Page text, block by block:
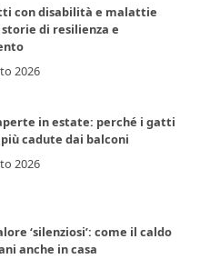
con disabilità e malattie
di resilienza e
2026
in estate: perché i gatti
cadute dai balconi
2026
‘silenziosi’: come il caldo
anche in casa